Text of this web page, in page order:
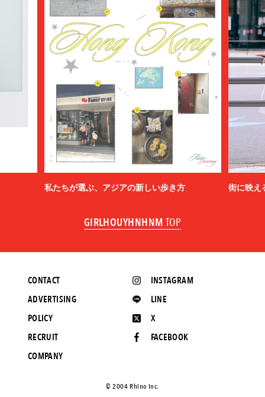
私たちが選ぶ、アジアの新しい歩き方 街に映え
GIRLHOUYHNHNM TOP
INSTAGRAM
LINE
X
FACEBOOK
CONTACT
ADVERTISING
POLICY
RECRUIT
COMPANY
©️ 2004 Rhino Inc.